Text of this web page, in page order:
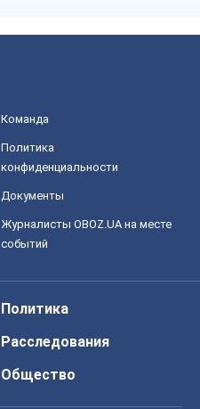
Команда
Политика
конфиденциальности
Документы
Журналисты OBOZ.UA на месте
событий
Политика
Расследования
Общество